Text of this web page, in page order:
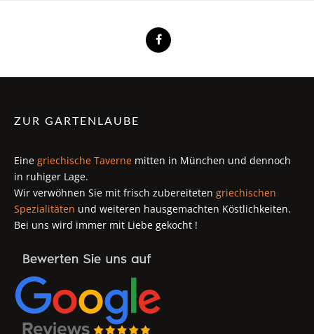
ZUR GARTENLAUBE
Eine griechische Taverne mitten in München und dennoch
in ruhiger Lage.
Wir verwöhnen Sie mit frisch zubereiteten griechischen
Spezialitäten und weiteren hausgemachten Köstlichkeiten.
Bei uns wird immer mit Liebe gekocht !